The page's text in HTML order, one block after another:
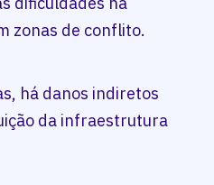
zonas de conflito.
há danos indiretos
da infraestrutura